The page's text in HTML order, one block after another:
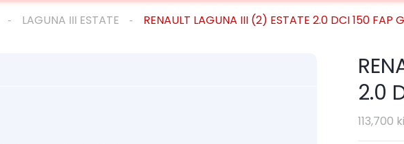
LAGUNA III ESTATE RENAULT LAGUNA III (2) ESTATE 2.0 DCI 150 FAP
2.0
113,700